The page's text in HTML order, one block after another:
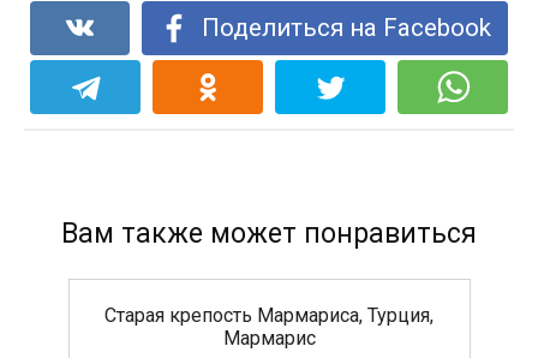
Поделиться на Facebook
Вам также может понравиться
Старая крепость Мармариса, Турция,
Мармарис